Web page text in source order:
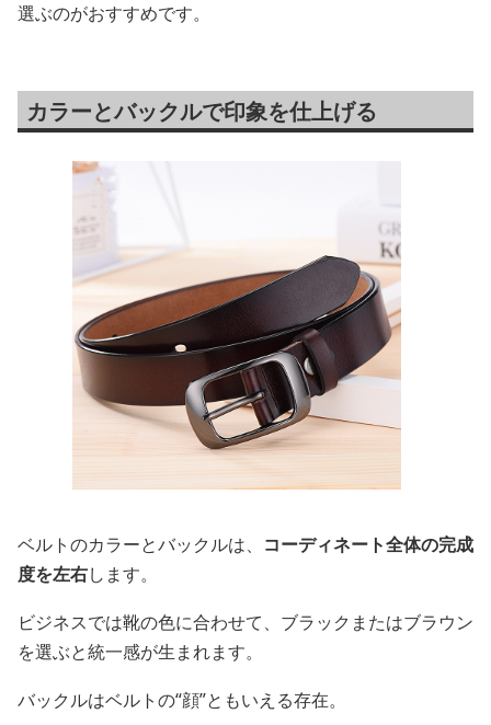
選ぶのがおすすめです。
カラーとバックルで印象を仕上げる
ベルトのカラーとバックルは、 コーディネート全体の完成
度を左右します。
ビジネスでは靴の色に合わせて、ブラックまたはブラウン
を選ぶと統一感が生まれます。
バックルはベルトの“顔”ともいえる存在。